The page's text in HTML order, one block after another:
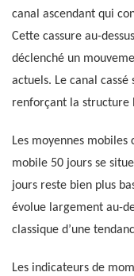
canal ascendant qui
Cette cassure au-
déclenché un
actuels. Le canal
renforçant la structure
Les moyennes
mobile 50 jours se
jours reste bien plus
évolue largement au-
classique d’une
Les indicateurs de